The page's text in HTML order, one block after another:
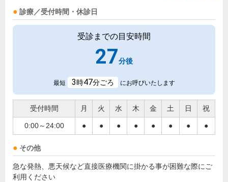
診療／受付時間・休診日
受診までの目安時間
27分後
最短 3時47分ごろ にお呼びいたします
受付時間 月 火 水 木 金 土 日 祝
0:00～24:00 ● ● ● ● ● ● ● ●
その他
急な発熱、悪天候など直接医療機関に掛かる事が困難な際にご
利用ください